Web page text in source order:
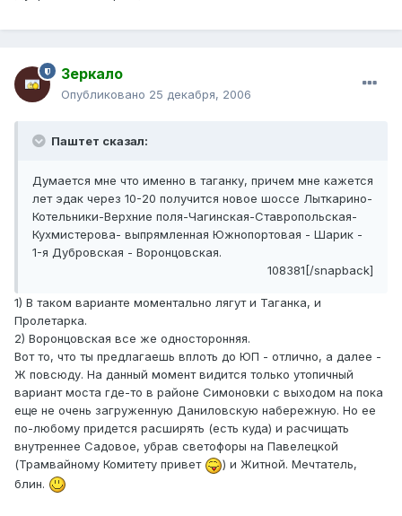
Зеркало
Опубликовано 25 декабря, 2006
Паштет сказал:
Думается мне что именно в таганку, причем мне кажется
лет эдак через 10-20 получится новое шоссе Лыткарино-
Котельники-Верхние поля-Чагинская-Ставропольская-
Кухмистерова- выпрямленная Южнопортовая - Шарик -
1-я Дубровская - Воронцовская.
108381[/snapback]
1) В таком варианте моментально лягут и Таганка, и
Пролетарка.
2) Воронцовская все же односторонняя.
Вот то, что ты предлагаешь вплоть до ЮП - отлично, а далее -
Ж повсюду. На данный момент видится только утопичный
вариант моста где-то в районе Симоновки с выходом на пока
еще не очень загруженную Даниловскую набережную. Но ее
по-любому придется расширять (есть куда) и расчищать
внутреннее Садовое, убрав светофоры на Павелецкой
(Трамвайному Комитету привет
) и Житной. Мечтатель,
блин.